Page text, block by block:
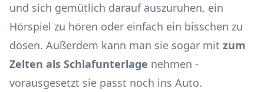
und sich gemütlich darauf auszuruhen, ein
Hörspiel zu hören oder einfach ein bisschen zu
dösen. Außerdem kann man sie sogar mit zum
Zelten als Schlafunterlage nehmen -
vorausgesetzt sie passt noch ins Auto.